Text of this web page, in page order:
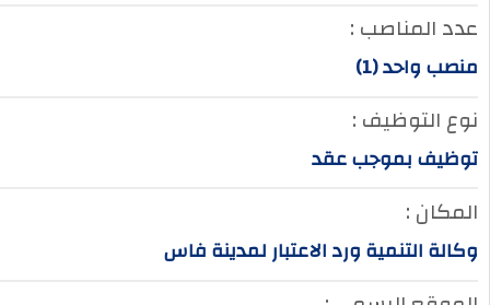
عدد المناصب :
منصب واحد (1)
نوع التوظيف :
توظيف بموجب عقد
المكان :
وكالة التنمية ورد الاعتبار لمدينة فاس